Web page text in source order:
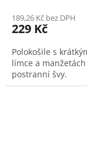
189,26 Kč bez DPH
229 Kč
Polokošile s
límce a
postranní švy.